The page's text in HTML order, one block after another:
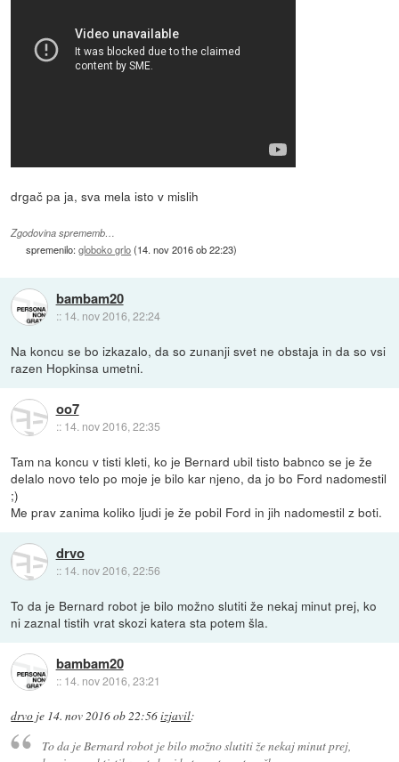
drgač pa ja, sva mela isto v mislih
Zgodovina sprememb…
spremenilo:globoko grlo(14. nov 2016 ob 22:23)
bambam20
:: 14. nov 2016, 22:24
Na koncu se bo izkazalo, da so zunanji svet ne obstaja in da so vsi
razen Hopkinsa umetni.
oo7
:: 14. nov 2016, 22:35
Tam na koncu v tisti kleti, ko je Bernard ubil tisto babnco se je že
delalo novo telo po moje je bilo kar njeno, da jo bo Ford nadomestil
;)
Me prav zanima koliko ljudi je že pobil Ford in jih nadomestil z boti.
drvo
:: 14. nov 2016, 22:56
To da je Bernard robot je bilo možno slutiti že nekaj minut prej, ko
ni zaznal tistih vrat skozi katera sta potem šla.
bambam20
:: 14. nov 2016, 23:21
drvo je 14. nov 2016 ob 22:56izjavil:
To da je Bernard robot je bilo možno slutiti že nekaj minut prej,